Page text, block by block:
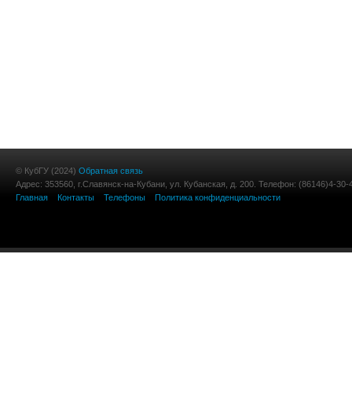
© КубГУ (2024) Обратная связь
Адрес: 353560, г.Славянск-на-Кубани, ул. Кубанская, д. 200. Телефон: (86146)4-30-
Главная
Контакты Телефоны Политика конфиденциальности